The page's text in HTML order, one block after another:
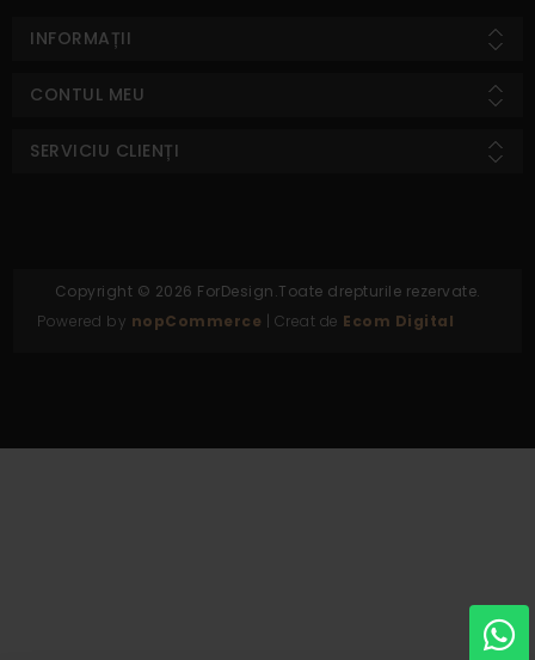
INFORMAȚII
CONTUL MEU
SERVICIU CLIENȚI
Copyright © 2026 ForDesign.Toate drepturile rezervate.
Powered by nopCommerce | Creat de Ecom Digital